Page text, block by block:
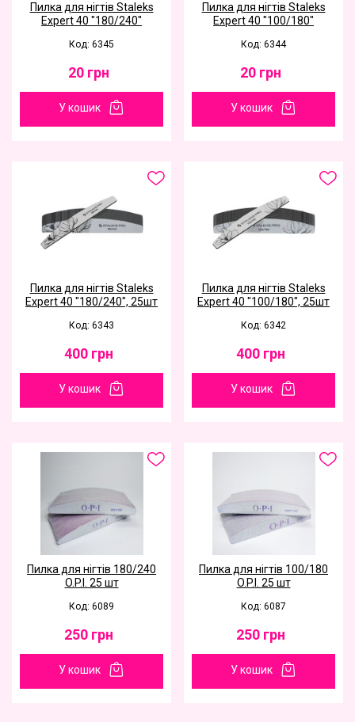
Пилка для нігтів Staleks
Expert 40 "180/240"
Код: 6345
20 грн
У кошик
Пилка для нігтів Staleks
Expert 40 "100/180"
Код: 6344
20 грн
У кошик
Пилка для нігтів Staleks
Expert 40 "180/240", 25шт
Код: 6343
400 грн
У кошик
Пилка для нігтів Staleks
Expert 40 "100/180", 25шт
Код: 6342
400 грн
У кошик
Пилка для нігтів 180/240
O.P.I. 25 шт
Код: 6089
250 грн
У кошик
Пилка для нігтів 100/180
O.P.I. 25 шт
Код: 6087
250 грн
У кошик